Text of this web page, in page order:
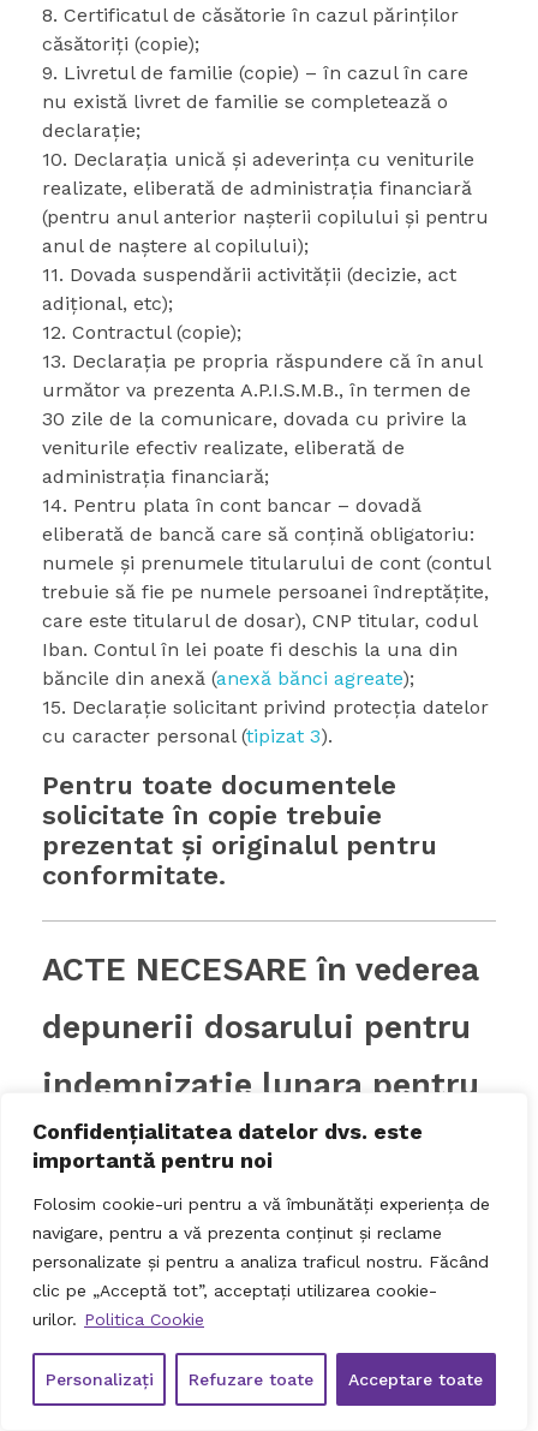
Confidențialitatea datelor dvs. este
importantă pentru noi
Folosim cookie-uri pentru a vă îmbunătăți experiența de
navigare, pentru a vă prezenta conținut și reclame
personalizate și pentru a analiza traficul nostru. Făcând
clic pe „Acceptă tot”, acceptați utilizarea cookie-
urilor. Politica Cookie
Personalizați Refuzare toate Acceptare toate
8. Certificatul de căsătorie în cazul părinţilor
căsătoriţi (copie);
9. Livretul de familie (copie) – în cazul în care
nu există livret de familie se completează o
declaraţie;
10. Declaraţia unică şi adeverinţa cu veniturile
realizate, eliberată de administraţia financiară
(pentru anul anterior naşterii copilului și pentru
anul de naștere al copilului);
11. Dovada suspendării activităţii (decizie, act
adiţional, etc);
12. Contractul (copie);
13. Declaraţia pe propria răspundere că în anul
următor va prezenta A.P.I.S.M.B., în termen de
30 zile de la comunicare, dovada cu privire la
veniturile efectiv realizate, eliberată de
administraţia financiară;
14. Pentru plata în cont bancar – dovadă
eliberată de bancă care să conţină obligatoriu:
numele şi prenumele titularului de cont (contul
trebuie să fie pe numele persoanei îndreptăţite,
care este titularul de dosar), CNP titular, codul
Iban. Contul în lei poate fi deschis la una din
băncile din anexă (anexă bănci agreate);
15. Declaraţie solicitant privind protecţia datelor
cu caracter personal (tipizat 3).
Pentru toate documentele
solicitate în copie trebuie
prezentat şi originalul pentru
conformitate.
ACTE NECESARE în vederea
depunerii dosarului pentru
indemnizaţie lunara pentru
îngrijirea copilului cu vârsta
între 3-7 ani (copil cu
dizabilitate) în cazul
veniturilor obţinute ca
Persoană Fizică Autorizată